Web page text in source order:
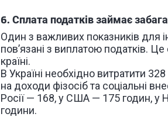
6. Сплата податків займає
Один з важливих показників для
пов’язані з виплатою податків.
країні.
В Україні необхідно витратити
на доходи фізосіб та соціальні
Росії — 168, у США — 175 годин, у
години.